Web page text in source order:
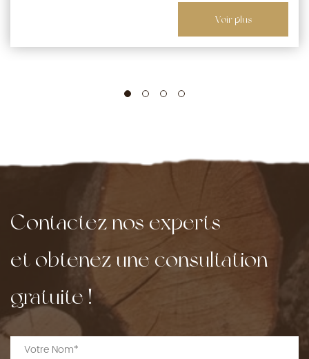
Contactez nos experts
et obtenez une consultation
gratuite !